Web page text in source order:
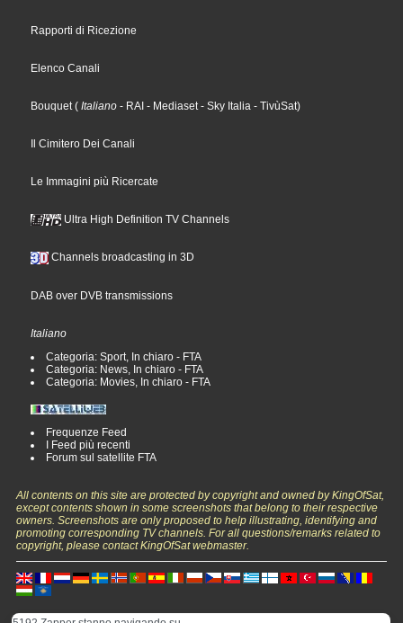
Rapporti di Ricezione
Elenco Canali
Bouquet ( Italiano - RAI - Mediaset - Sky Italia - TivùSat)
Il Cimitero Dei Canali
Le Immagini più Ricercate
Ultra High Definition TV Channels
Channels broadcasting in 3D
DAB over DVB transmissions
Italiano
Categoria: Sport, In chiaro - FTA
Categoria: News, In chiaro - FTA
Categoria: Movies, In chiaro - FTA
Frequenze Feed
I Feed più recenti
Forum sul satellite FTA
All contents on this site are protected by copyright and owned by KingOfSat,
except contents shown in some screenshots that belong to their respective
owners. Screenshots are only proposed to help illustrating, identifying and
promoting corresponding TV channels. For all questions/remarks related to
copyright, please contact KingOfSat webmaster.